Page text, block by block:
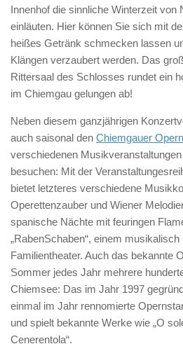
Innenhof die sinnliche Winterzeit
einläuten. Hier können Sie sich mit
heißes Getränk schmecken lassen
Klängen verzaubert werden. Das
Rittersaal des Schlosses rundet ein
im Chiemgau gelungen ab!
Neben diesem ganzjährigen
auch saisonal den Chiemgauer
verschiedenen
besuchen: Mit der
bietet letzteres verschiedene
Operettenzauber und Wiener
spanische Nächte mit feuringen
„RabenSchaben“, einem
Familientheater. Auch das bekannte
Sommer jedes Jahr mehrere
Chiemsee: Das im Jahr 1997
einmal im Jahr rennomierte
und spielt bekannte Werke wie „O
Cenerentola“.